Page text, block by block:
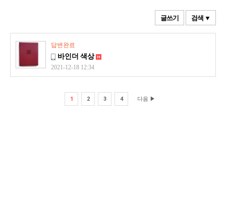
글쓰기 검색 ▼
답변완료
바인더 색상
2021-12-18 12:34
1 2 3 4 다음 ▶